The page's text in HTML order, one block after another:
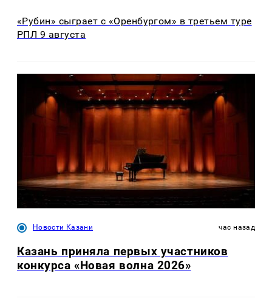
«Рубин» сыграет с «Оренбургом» в третьем туре
РПЛ 9 августа
Новости Казани час назад
Казань приняла первых участников
конкурса «Новая волна 2026»